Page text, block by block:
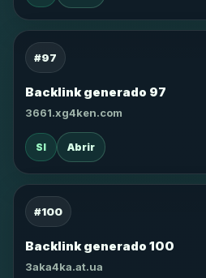
#97
Backlink generado 97
3661.xg4ken.com
SI Abrir
#100
Backlink generado 100
3aka4ka.at.ua